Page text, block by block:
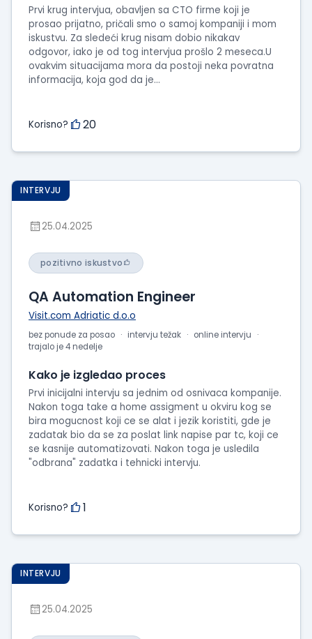
Prvi krug intervjua, obavljen sa CTO firme koji je
prosao prijatno, pričali smo o samoj kompaniji i mom
iskustvu. Za sledeći krug nisam dobio nikakav
odgovor, iako je od tog intervjua prošlo 2 meseca.U
ovakvim situacijama mora da postoji neka povratna
informacija, koja god da je...
Korisno? 20
INTERVJU
25.04.2025
pozitivno iskustvo
QA Automation Engineer
Visit.com Adriatic d.o.o
bez ponude za posao intervju težak
online intervju
trajalo je 4 nedelje
Kako je izgledao proces
Prvi inicijalni intervju sa jednim od osnivaca kompanije.
Nakon toga take a home assigment u okviru kog se
bira mogucnost koji ce se alat i jezik koristiti, gde je
zadatak bio da se za poslat link napise par tc, koji ce
se kasnije automatizovati. Nakon toga je usledila
"odbrana" zadatka i tehnicki intervju.
Korisno? 1
INTERVJU
25.04.2025